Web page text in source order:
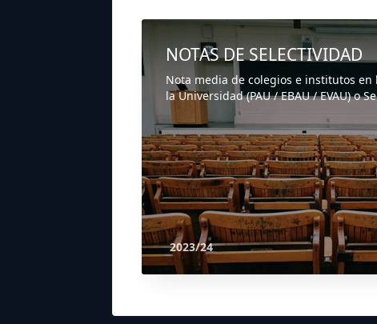
NOTAS DE SELECTIVIDAD
Nota media de colegios e institutos en
la Universidad (PAU / EBAU / EVAU) o
2023/24